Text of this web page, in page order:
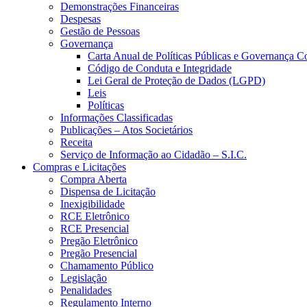
Demonstrações Financeiras
Despesas
Gestão de Pessoas
Governança
Carta Anual de Políticas Públicas e Governança
Código de Conduta e Integridade
Lei Geral de Proteção de Dados (LGPD)
Leis
Políticas
Informações Classificadas
Publicações – Atos Societários
Receita
Serviço de Informação ao Cidadão – S.I.C.
Compras e Licitações
Compra Aberta
Dispensa de Licitação
Inexigibilidade
RCE Eletrônico
RCE Presencial
Pregão Eletrônico
Pregão Presencial
Chamamento Público
Legislação
Penalidades
Regulamento Interno